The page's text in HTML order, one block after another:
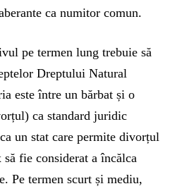
ca numitor comun.
pe termen lung trebuie să
Dreptului Natural
este între un bărbat și o
ca standard juridic
un stat care permite divorțul
fie considerat a încălca
Pe termen scurt și mediu,